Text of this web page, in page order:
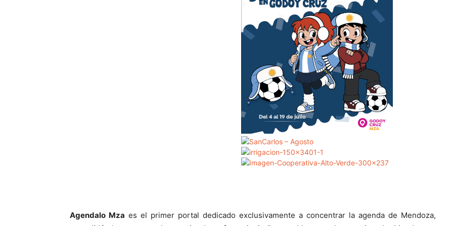
Agendalo Mza es el primer portal dedicado exclusivamente a concentrar la agenda de Mendoza,